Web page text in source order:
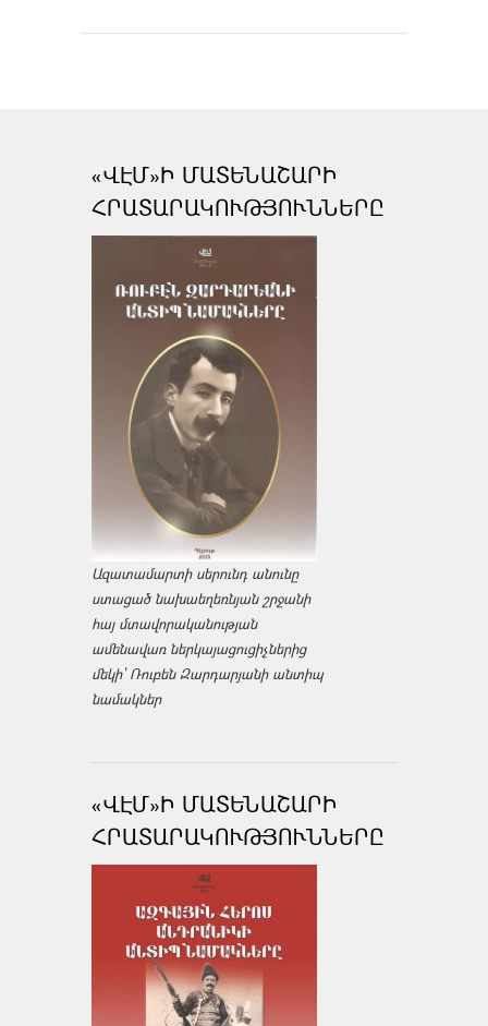
«ՎԷՄ»Ի ՄԱՏԵՆԱՇԱՐԻ
ՀՐԱՏԱՐԱԿՈՒԹՅՈՒՆՆԵՐԸ
Ազատամարտի սերունդ անունը
ստացած նախաեղեռնյան շրջանի
հայ մտավորականության
ամենավառ ներկայացուցիչներից
մեկի՝ Ռուբեն Զարդարյանի անտիպ
նամակներ
«ՎԷՄ»Ի ՄԱՏԵՆԱՇԱՐԻ
ՀՐԱՏԱՐԱԿՈՒԹՅՈՒՆՆԵՐԸ